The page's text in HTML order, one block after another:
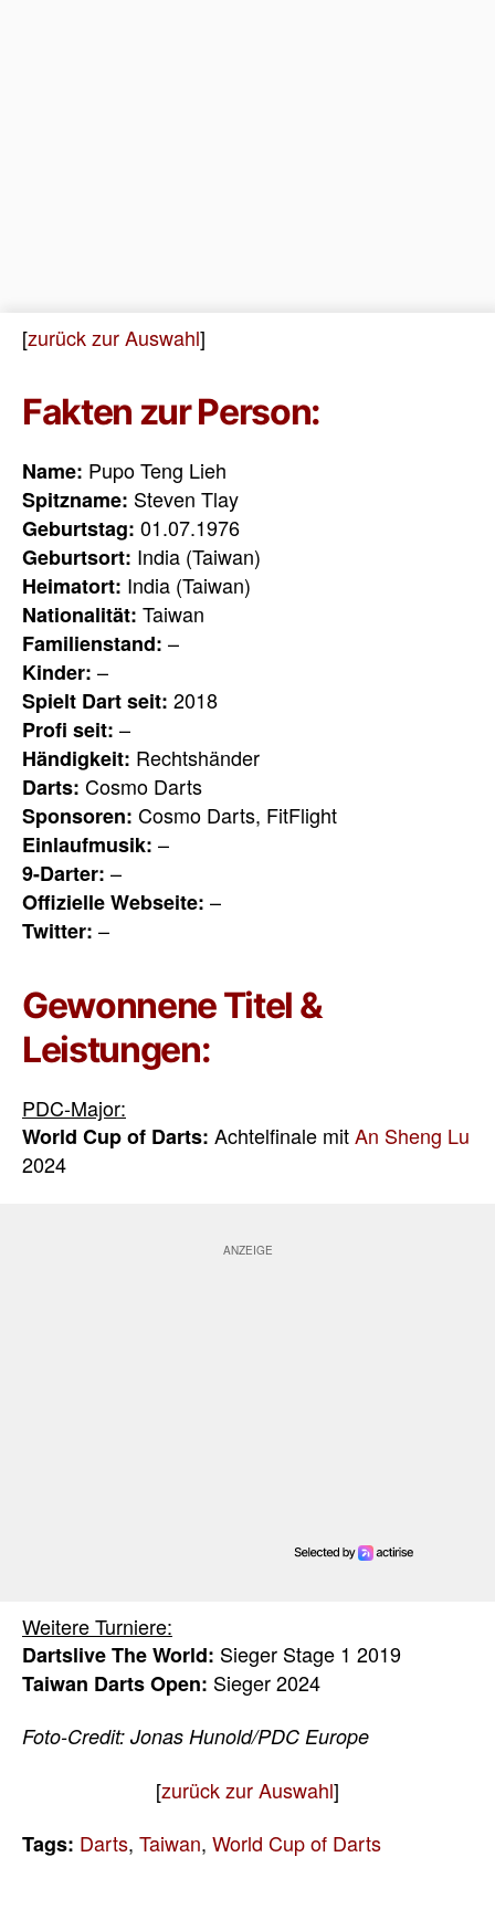
[zurück zur Auswahl]
Fakten zur Person:
Name: Pupo Teng Lieh
Spitzname: Steven Tlay
Geburtstag: 01.07.1976
Geburtsort: India (Taiwan)
Heimatort: India (Taiwan)
Nationalität: Taiwan
Familienstand: –
Kinder: –
Spielt Dart seit: 2018
Profi seit: –
Händigkeit: Rechtshänder
Darts: Cosmo Darts
Sponsoren: Cosmo Darts, FitFlight
Einlaufmusik: –
9-Darter: –
Offizielle Webseite: –
Twitter: –
Gewonnene Titel &
Leistungen:
PDC-Major:
World Cup of Darts: Achtelfinale mitAn Sheng Lu
2024
Weitere Turniere:
Dartslive The World: Sieger Stage 1 2019
Taiwan Darts Open: Sieger 2024
Foto-Credit: Jonas Hunold/PDC Europe
[zurück zur Auswahl]
Tags: Darts, Taiwan, World Cup of Darts